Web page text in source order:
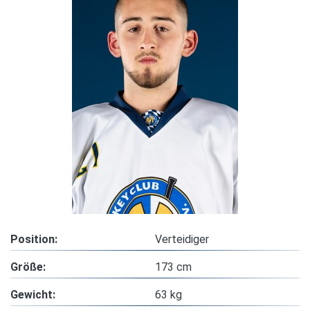
Position: Verteidiger
Größe: 173 cm
Gewicht: 63 kg